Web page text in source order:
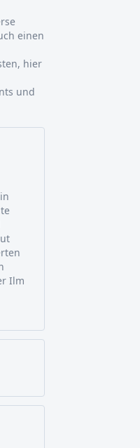
einen
hier
und
Ilm